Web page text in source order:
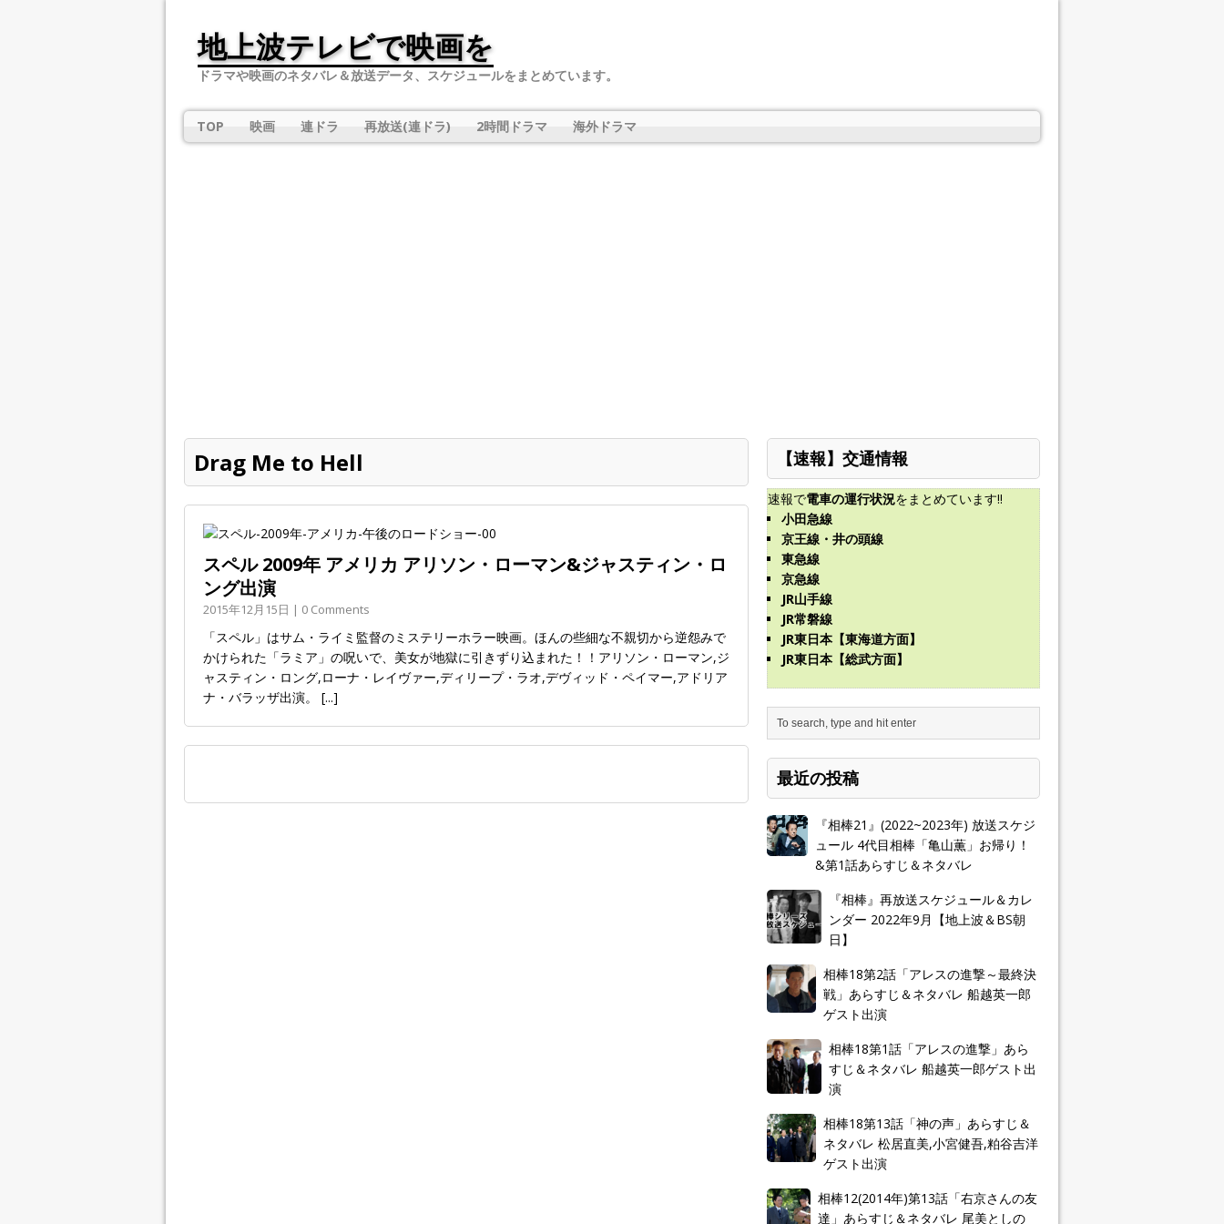
地上波テレビで映画を
ドラマや映画のネタバレ＆放送データ、スケジュールをまとめています。
TOP 映画 連ドラ 再放送(連ドラ) 2時間ドラマ 海外ドラマ
Drag Me to Hell
スペル 2009年 アメリカ アリソン・ローマン&ジャスティン・ロ
ング出演
2015年12月15日 | 0 Comments
「スペル」はサム・ライミ監督のミステリーホラー映画。ほんの些細な不親切から逆怨みで
かけられた「ラミア」の呪いで、美女が地獄に引きずり込まれた！！アリソン・ローマン,ジ
ャスティン・ロング,ローナ・レイヴァー,ディリープ・ラオ,デヴィッド・ペイマー,アドリア
ナ・バラッザ出演。 [...]
【速報】交通情報
速報で電車の運行状況をまとめています!!
小田急線
京王線・井の頭線
東急線
京急線
JR山手線
JR常磐線
JR東日本【東海道方面】
JR東日本【総武方面】
最近の投稿
『相棒21』(2022~2023年) 放送スケジ
ュール 4代目相棒「亀山薫」お帰り！
&第1話あらすじ＆ネタバレ
『相棒』再放送スケジュール＆カレ
ンダー 2022年9月【地上波＆BS朝
日】
相棒18第2話「アレスの進撃～最終決
戦」あらすじ＆ネタバレ 船越英一郎
ゲスト出演
相棒18第1話「アレスの進撃」あら
すじ＆ネタバレ 船越英一郎ゲスト出
演
相棒18第13話「神の声」あらすじ＆
ネタバレ 松居直美,小宮健吾,粕谷吉洋
ゲスト出演
相棒12(2014年)第13話「右京さんの友
達」あらすじ＆ネタバレ 尾美としの